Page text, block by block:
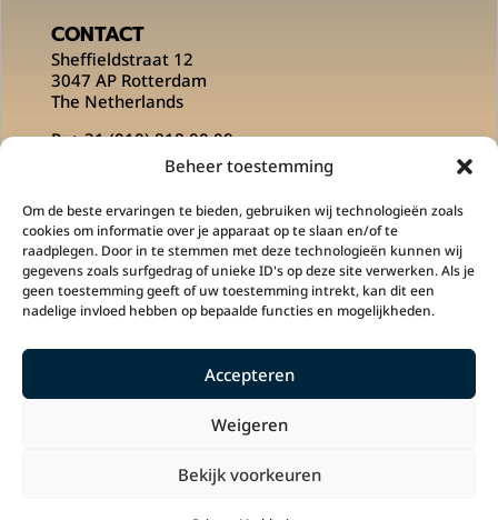
Beheer toestemming
Om de beste ervaringen te bieden, gebruiken wij technologieën zoals
cookies om informatie over je apparaat op te slaan en/of te
raadplegen. Door in te stemmen met deze technologieën kunnen wij
gegevens zoals surfgedrag of unieke ID's op deze site verwerken. Als je
geen toestemming geeft of uw toestemming intrekt, kan dit een
nadelige invloed hebben op bepaalde functies en mogelijkheden.
Accepteren
Weigeren
Bekijk voorkeuren
CONTACT
Sheffieldstraat 12
3047 AP Rotterdam
The Netherlands
P:+ 31 (010) 818 00 08
info@msportsofficial.com
VOLG ONS OP
M Sports is een onderdeel is van
Copyright 2022 © M Sports.In samenwerking